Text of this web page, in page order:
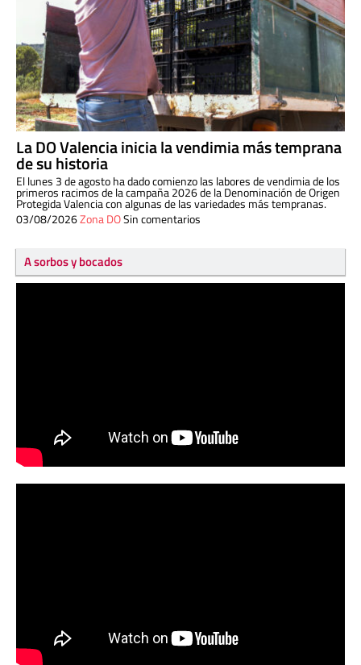
La DO Valencia inicia la vendimia más temprana
de su historia
El lunes 3 de agosto ha dado comienzo las labores de vendimia de los
primeros racimos de la campaña 2026 de la Denominación de Origen
Protegida Valencia con algunas de las variedades más tempranas.
03/08/2026Zona DOSin comentarios
A sorbos y bocados